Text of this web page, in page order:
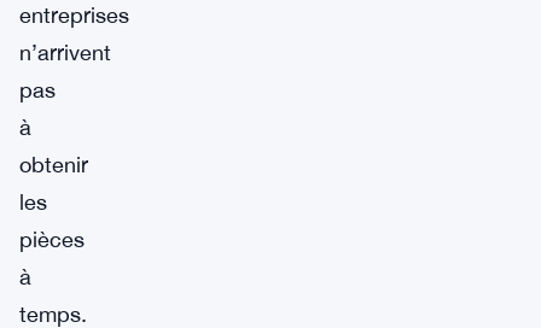
entreprises
n’arrivent
pas
à
obtenir
les
pièces
à
temps.